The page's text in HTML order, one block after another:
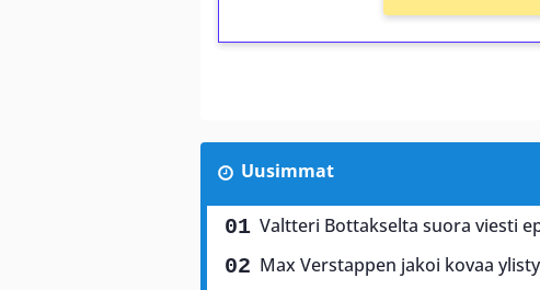
Uusimmat
Valtteri Bottakselta suora viesti
Max Verstappen jakoi kovaa